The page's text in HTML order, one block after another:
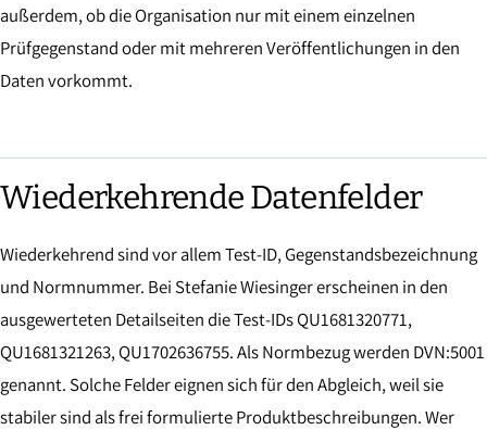
außerdem, ob die Organisation nur mit einem einzelnen
Prüfgegenstand oder mit mehreren Veröffentlichungen in den
Daten vorkommt.
Wiederkehrende Datenfelder
Wiederkehrend sind vor allem Test-ID, Gegenstandsbezeichnung
und Normnummer. Bei Stefanie Wiesinger erscheinen in den
ausgewerteten Detailseiten die Test-IDs QU1681320771,
QU1681321263, QU1702636755. Als Normbezug werden DVN:5001
genannt. Solche Felder eignen sich für den Abgleich, weil sie
stabiler sind als frei formulierte Produktbeschreibungen. Wer